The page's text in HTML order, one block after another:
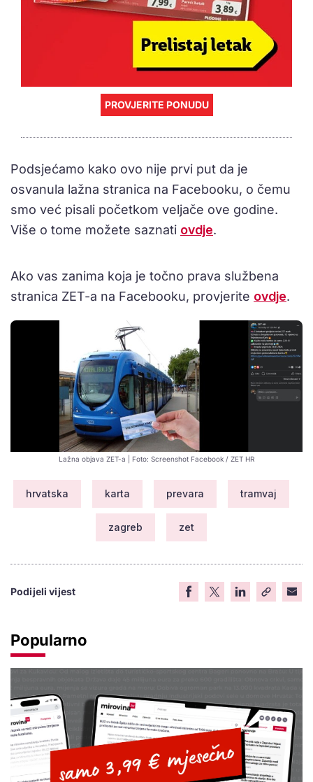
PROVJERITE PONUDU
Podsjećamo kako ovo nije prvi put da je
osvanula lažna stranica na Facebooku, o čemu
smo već pisali početkom veljače ove godine.
Više o tome možete saznati ovdje.
Ako vas zanima koja je točno prava službena
stranica ZET-a na Facebooku, provjerite ovdje.
Lažna objava ZET-a | Foto: Screenshot Facebook / ZET HR
hrvatska karta prevara tramvaj
zagreb zet
Podijeli vijest
Popularno